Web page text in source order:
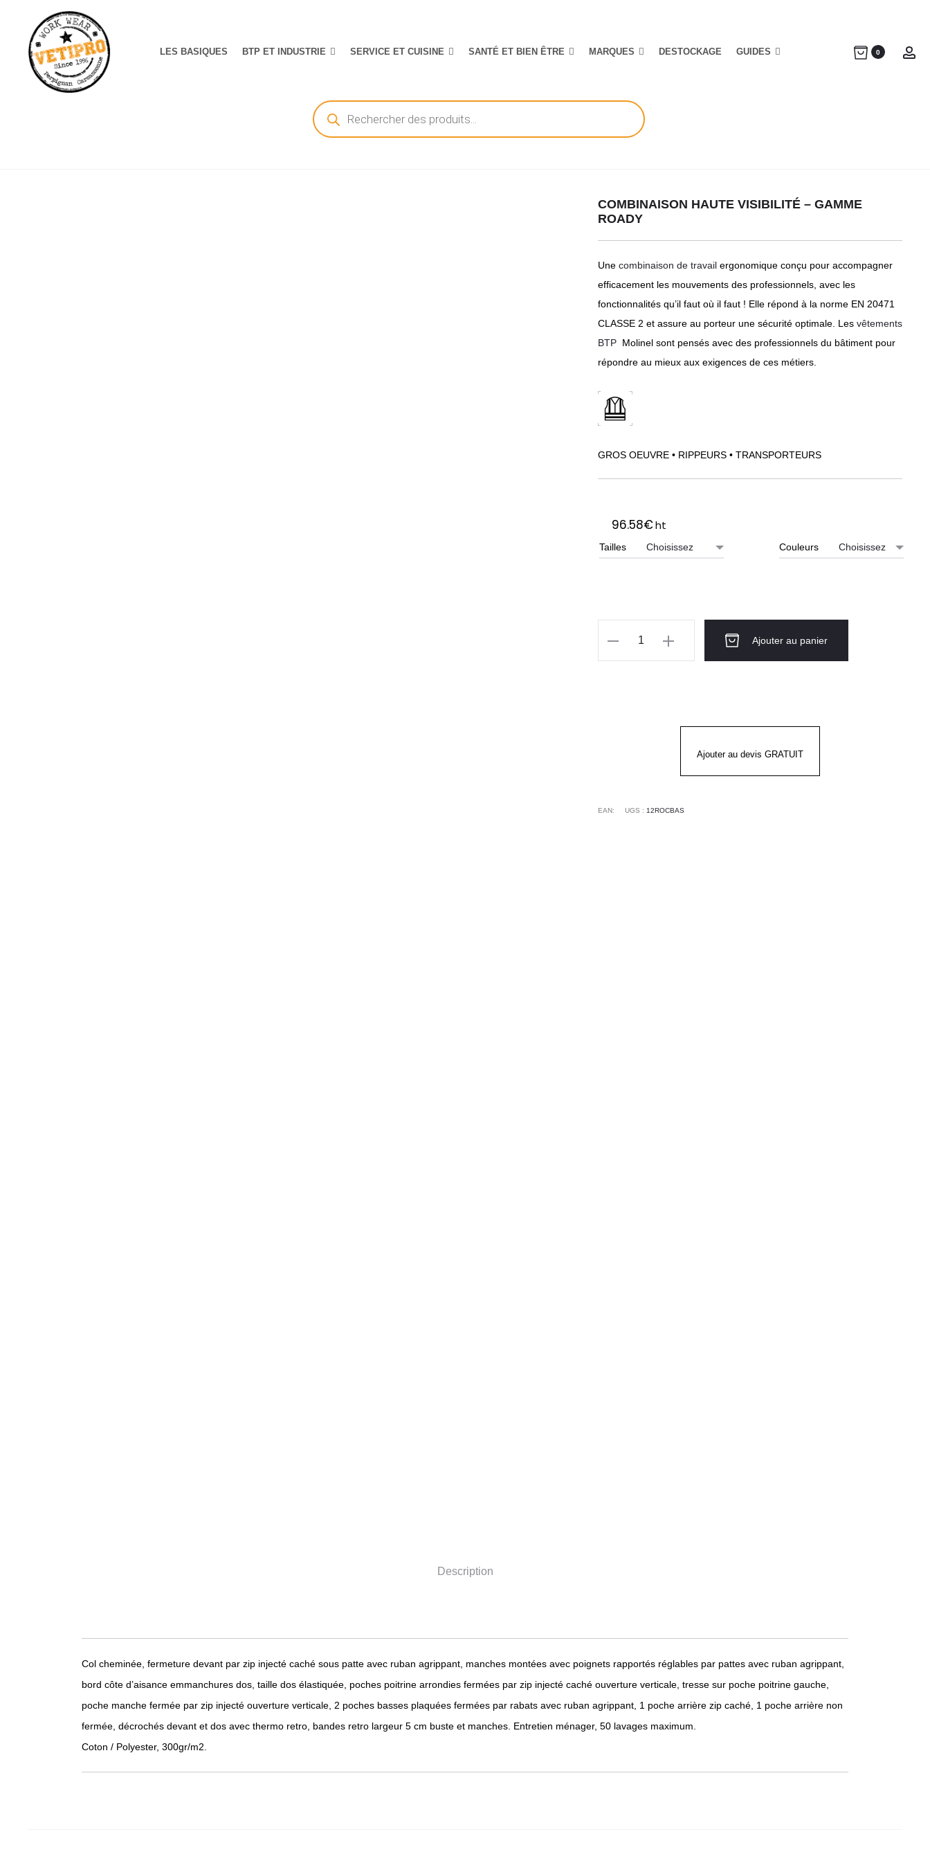
LES BASIQUES BTP ET INDUSTRIE SERVICE ET CUISINE SANTÉ ET BIEN ÊTRE MARQUES DESTOCKAGE GUIDES 0
Recherche
de
produits
COMBINAISON HAUTE VISIBILITÉ – GAMME
ROADY
Une combinaison de travail ergonomique conçu pour accompagner
efficacement les mouvements des professionnels, avec les
fonctionnalités qu’il faut où il faut ! Elle répond à la norme EN 20471
CLASSE 2 et assure au porteur une sécurité optimale. Les vêtements
BTP Molinel sont pensés avec des professionnels du bâtiment pour
répondre au mieux aux exigences de ces métiers.
GROS OEUVRE • RIPPEURS • TRANSPORTEURS
96.58€ht
Tailles Couleurs
Ajouter au panier
Ajouter au devis GRATUIT
EAN: UGS : 12ROCBAS
Description
Col cheminée, fermeture devant par zip injecté caché sous patte avec ruban agrippant, manches montées avec poignets rapportés réglables par pattes avec ruban agrippant,
bord côte d’aisance emmanchures dos, taille dos élastiquée, poches poitrine arrondies fermées par zip injecté caché ouverture verticale, tresse sur poche poitrine gauche,
poche manche fermée par zip injecté ouverture verticale, 2 poches basses plaquées fermées par rabats avec ruban agrippant, 1 poche arrière zip caché, 1 poche arrière non
fermée, décrochés devant et dos avec thermo retro, bandes retro largeur 5 cm buste et manches. Entretien ménager, 50 lavages maximum.
Coton / Polyester, 300gr/m2.